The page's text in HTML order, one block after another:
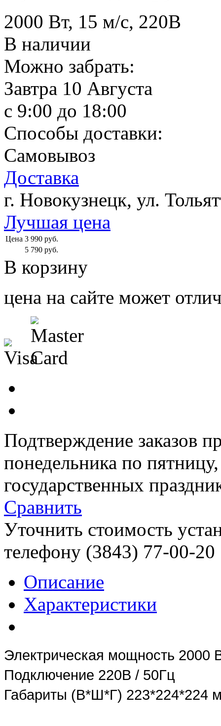
2000 Вт, 15 м/с, 220В
В наличии
Можно забрать:
Завтра 10 Августа
c 9:00 до 18:00
Способы доставки:
Самовывоз
Доставка
г. Новокузнецк, ул.
Лучшая цена
Цена 3 990 руб.
5 790 руб.
В корзину
цена на сайте может
Подтверждение заказов
понедельника по
государственных
Сравнить
Уточнить стоимость
телефону (3843) 77-00-20
Описание
Характеристики
Электрическая мощность 2000
Подключение 220В / 50Гц
Габариты (В*Ш*Г) 223*224*224